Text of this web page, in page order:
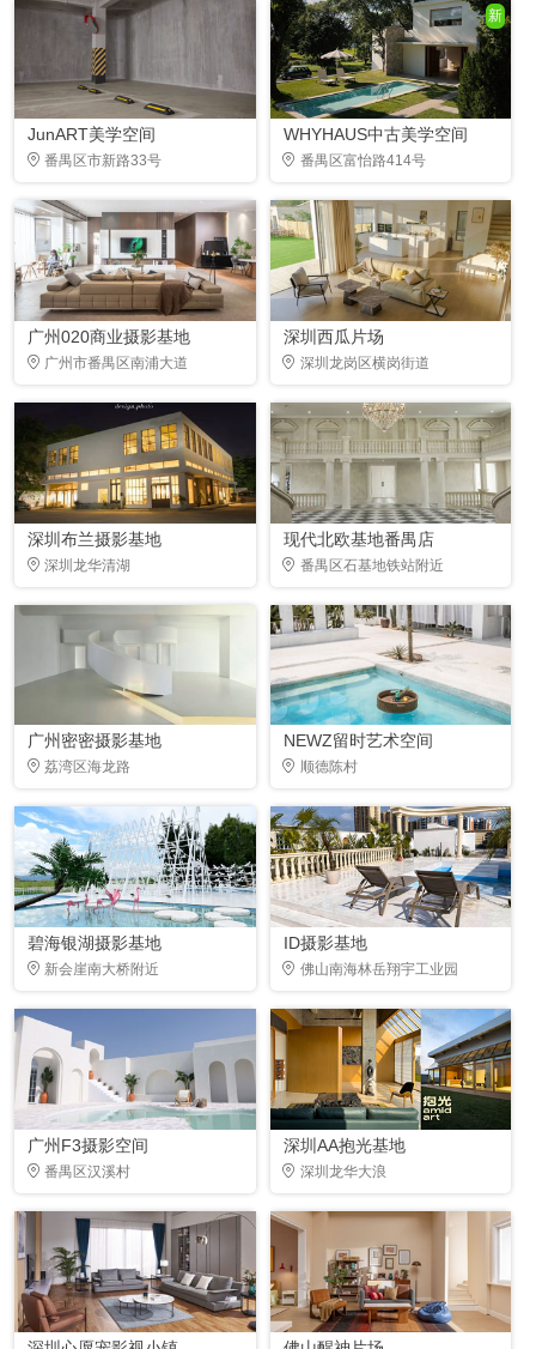
JunART美学空间
番禺区市新路33号
新
WHYHAUS中古美学空间
番禺区富怡路414号
广州020商业摄影基地
广州市番禺区南浦大道
深圳西瓜片场
深圳龙岗区横岗街道
深圳布兰摄影基地
深圳龙华清湖
现代北欧基地番禺店
番禺区石基地铁站附近
广州密密摄影基地
荔湾区海龙路
NEWZ留时艺术空间
顺德陈村
碧海银湖摄影基地
新会崖南大桥附近
ID摄影基地
佛山南海林岳翔宇工业园
广州F3摄影空间
番禺区汉溪村
深圳AA抱光基地
深圳龙华大浪